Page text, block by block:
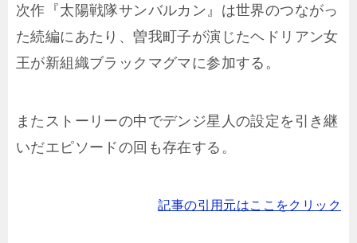
次作『太陽戦隊サンバルカン』は世界のつながっ
た続編にあたり、曽我町子が演じたヘドリアン女
王が新組織ブラックマグマに参加する。
またストーリーの中でデンジ星人の設定を引き継
いだエピソードの回も存在する。
記事の引用元はここをクリック